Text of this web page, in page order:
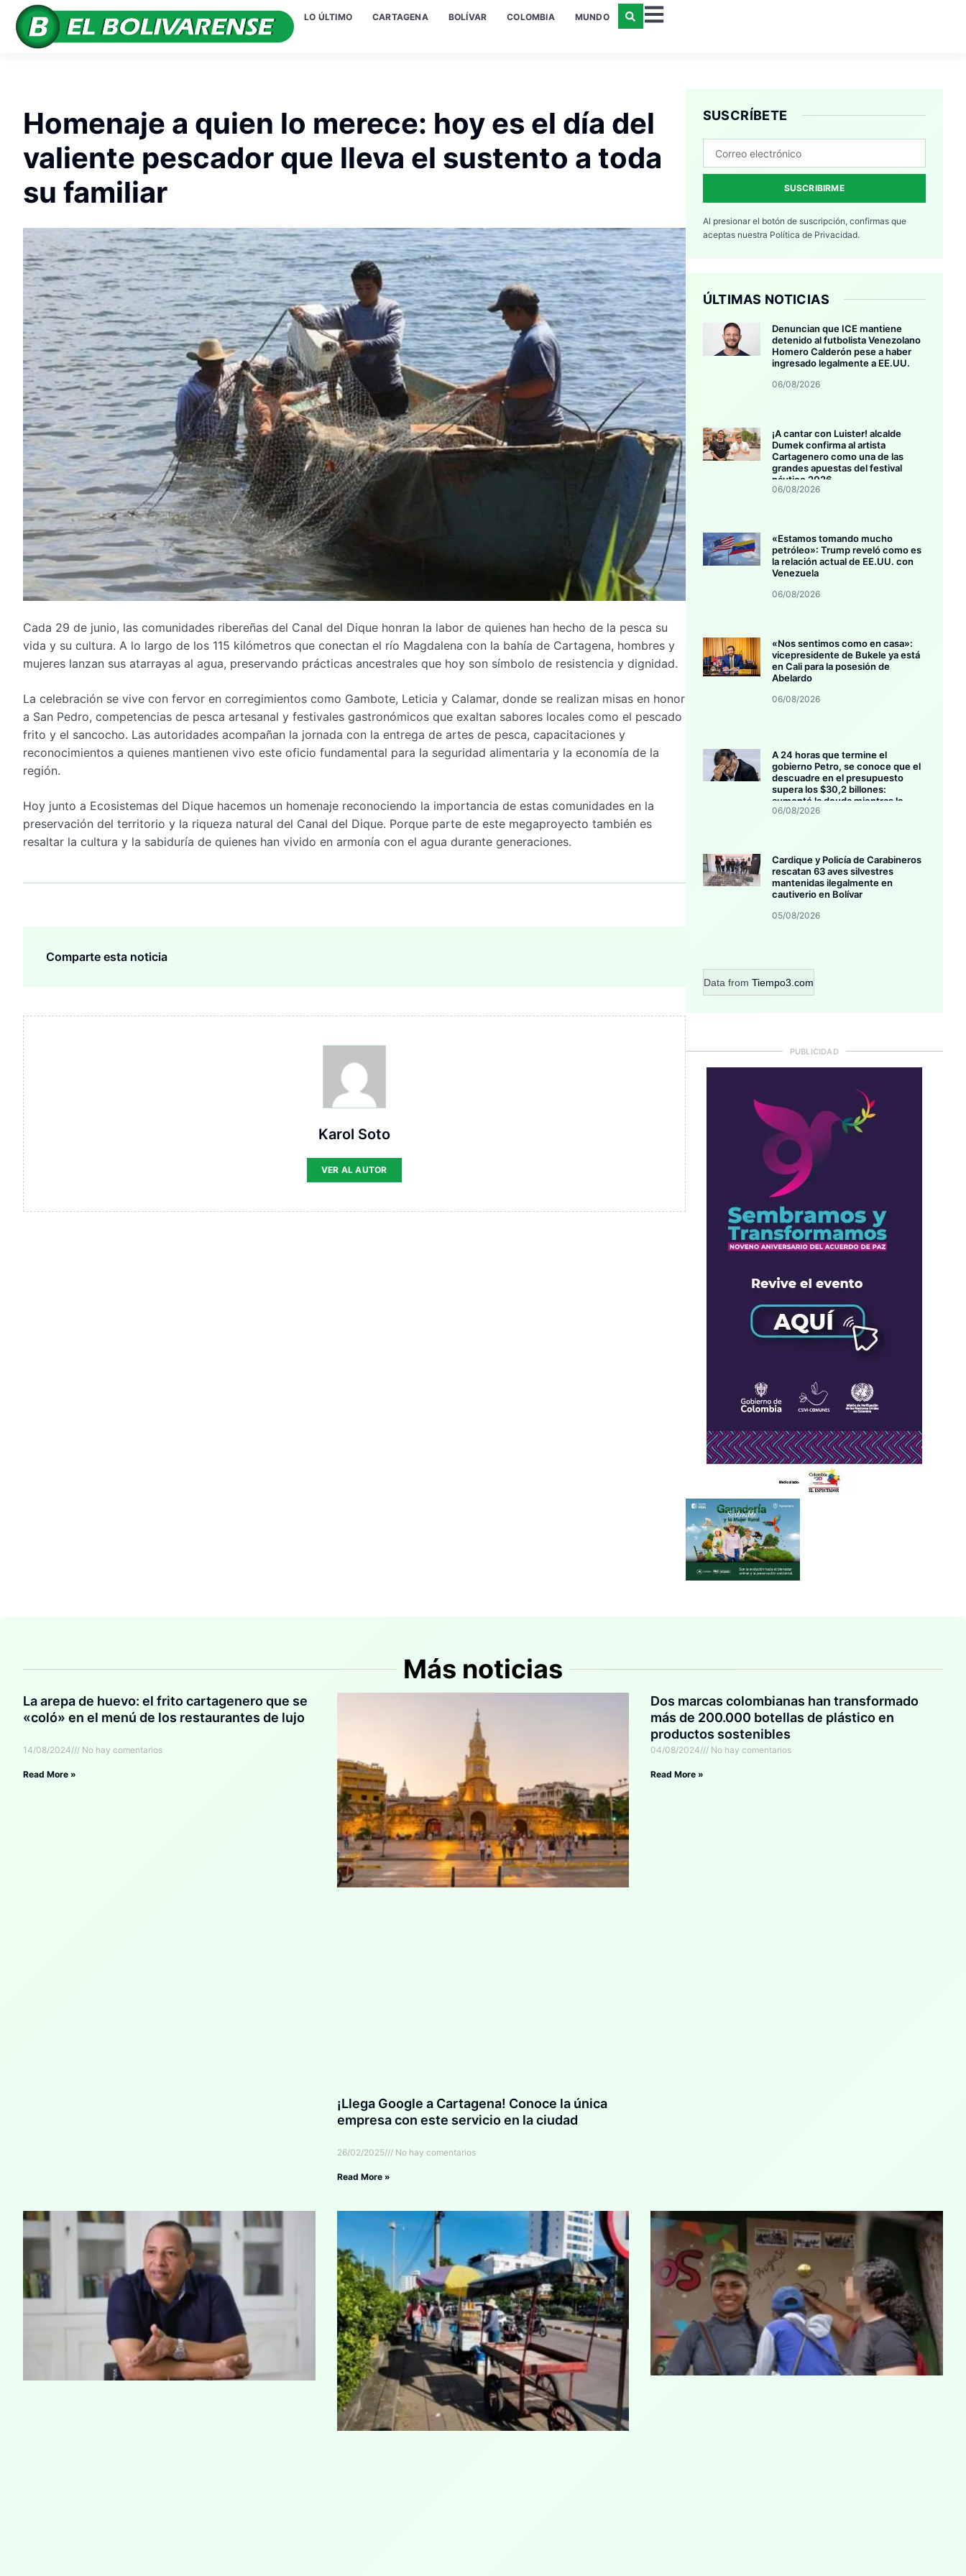
LO ÚLTIMO CARTAGENA BOLÍVAR COLOMBIA MUNDO
Homenaje a quien lo merece: hoy es el día del
valiente pescador que lleva el sustento a toda
su familiar
Cada 29 de junio, las comunidades ribereñas del Canal del Dique honran la labor de quienes han hecho de la pesca su
vida y su cultura. A lo largo de los 115 kilómetros que conectan el río Magdalena con la bahía de Cartagena, hombres y
mujeres lanzan sus atarrayas al agua, preservando prácticas ancestrales que hoy son símbolo de resistencia y dignidad.
La celebración se vive con fervor en corregimientos como Gambote, Leticia y Calamar, donde se realizan misas en honor
a San Pedro, competencias de pesca artesanal y festivales gastronómicos que exaltan sabores locales como el pescado
frito y el sancocho. Las autoridades acompañan la jornada con la entrega de artes de pesca, capacitaciones y
reconocimientos a quienes mantienen vivo este oficio fundamental para la seguridad alimentaria y la economía de la
región.
Hoy junto a Ecosistemas del Dique hacemos un homenaje reconociendo la importancia de estas comunidades en la
preservación del territorio y la riqueza natural del Canal del Dique. Porque parte de este megaproyecto también es
resaltar la cultura y la sabiduría de quienes han vivido en armonía con el agua durante generaciones.
Comparte esta noticia
Karol Soto
VER AL AUTOR
SUSCRÍBETE
SUSCRIBIRME
Al presionar el botón de suscripción, confirmas que
aceptas nuestra Política de Privacidad.
ÚLTIMAS NOTICIAS
Denuncian que ICE mantiene
detenido al futbolista Venezolano
Homero Calderón pese a haber
ingresado legalmente a EE.UU.
06/08/2026
¡A cantar con Luister! alcalde
Dumek confirma al artista
Cartagenero como una de las
grandes apuestas del festival
náutico 2026
06/08/2026
«Estamos tomando mucho
petróleo»: Trump reveló como es
la relación actual de EE.UU. con
Venezuela
06/08/2026
«Nos sentimos como en casa»:
vicepresidente de Bukele ya está
en Cali para la posesión de
Abelardo
06/08/2026
A 24 horas que termine el
gobierno Petro, se conoce que el
descuadre en el presupuesto
supera los $30,2 billones:
aumentó la deuda mientras la
inversión se estanca
06/08/2026
Cardique y Policía de Carabineros
rescatan 63 aves silvestres
mantenidas ilegalmente en
cautiverio en Bolívar
05/08/2026
Data from Tiempo3.com
PUBLICIDAD
Más noticias
La arepa de huevo: el frito cartagenero que se
«coló» en el menú de los restaurantes de lujo
14/08/2024 No hay comentarios
Read More »
¡Llega Google a Cartagena! Conoce la única
empresa con este servicio en la ciudad
26/02/2025 No hay comentarios
Read More »
Dos marcas colombianas han transformado
más de 200.000 botellas de plástico en
productos sostenibles
04/08/2024 No hay comentarios
Read More »